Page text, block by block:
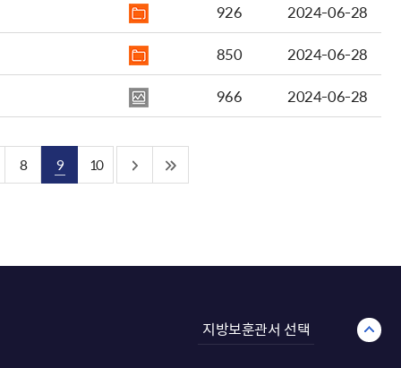
926
2024-06-28
850
2024-06-28
966
2024-06-28
8 9 10
지방보훈관서 선택